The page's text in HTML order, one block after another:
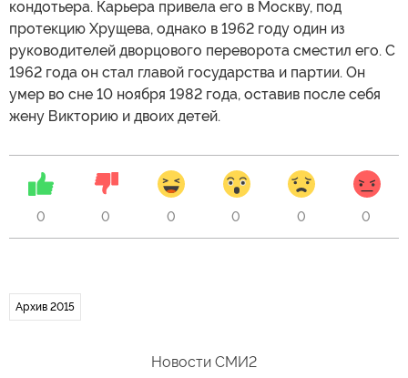
кондотьера. Карьера привела его в Москву, под
протекцию Хрущева, однако в 1962 году один из
руководителей дворцового переворота сместил его. С
1962 года он стал главой государства и партии. Он
умер во сне 10 ноября 1982 года, оставив после себя
жену Викторию и двоих детей.
0 0 0 0 0 0
Архив 2015
Новости СМИ2